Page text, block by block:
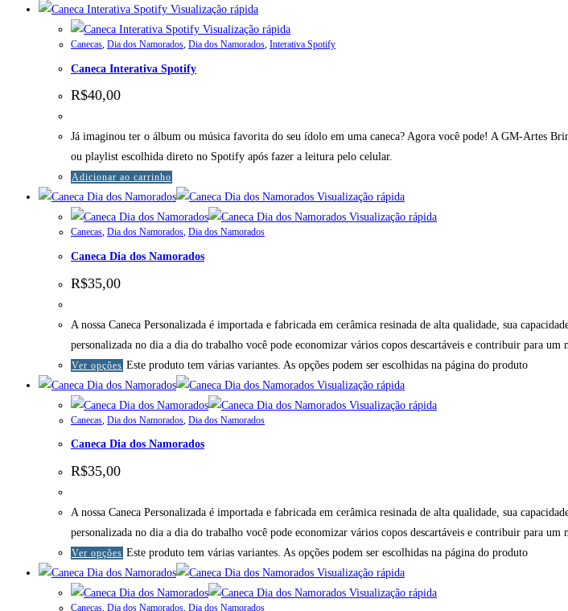
Visualização rápida
Visualização rápida
Canecas, Dia dos Namorados, Dia dos Namorados, Interativa Spotify
Caneca Interativa Spotify
R$40,00
Já imaginou ter o álbum ou música favorita do seu ídolo em uma caneca? Agora você pode! A GM-Artes
ou playlist escolhida direto no Spotify após fazer a leitura pelo celular.
Adicionar ao carrinho
Visualização rápida
Visualização rápida
Canecas, Dia dos Namorados, Dia dos Namorados
Caneca Dia dos Namorados
R$35,00
A nossa Caneca Personalizada é importada e fabricada em cerâmica resinada de alta qualidade, sua
personalizada no dia a dia do trabalho você pode economizar vários copos descartáveis e contribuir para um
Ver opções Este produto tem várias variantes. As opções podem ser escolhidas na página do produto
Visualização rápida
Visualização rápida
Canecas Dia dos Namorados Dia dos Namorados
Caneca Dia dos Namorados
R$35,00
A nossa Caneca Personalizada é importada e fabricada em cerâmica resinada de alta qualidade, sua
personalizada no dia a dia do trabalho você pode economizar vários copos descartáveis e contribuir para um
Ver opções Este produto tem várias variantes. As opções podem ser escolhidas na página do produto
Visualização rápida
Visualização rápida
Canecas Dia dos Namorados Dia dos Namorados